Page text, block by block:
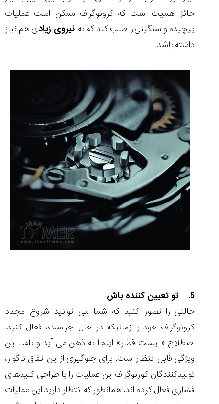
حائز اهمیت است که کرونوگراف ممکن است عملیات
پیچیده و سنگینی را طلب کند که به نیروی زیادی هم نیاز
داشته باشد.
5. تو تعیین کننده باش
حالتی را تصور کنید که شما می توانید شروع مجدد
کرونوگراف خود را زمانیکه در حال اجراست، فعال کنید.
اصطلاح « ایست قطار» اینجا به ذهن می آید و بله... این
ویژگی قابل انتظار است. برای جلوگیری از این اتفاق ناگوار،
تولیدکنندگان کورنوگراف این عملیات را با طراحی کلیدهای
فشاری فعال کرده اند. همانطور که انتظار دارید این عملیات